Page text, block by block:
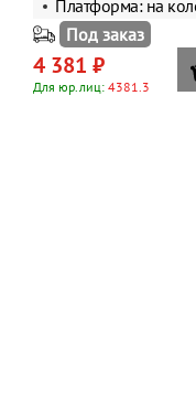
Платформа: на
Под заказ
4 381 ₽
Для юр.лиц: 4381.3